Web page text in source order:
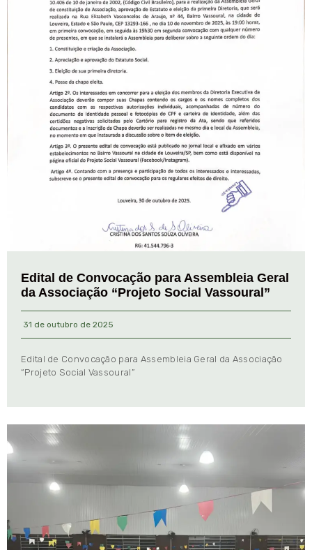
Edital de Convocação para Assembleia Geral
da Associação “Projeto Social Vassoural”
31 de outubro de 2025
Edital de Convocação para Assembleia Geral da Associação
“Projeto Social Vassoural”